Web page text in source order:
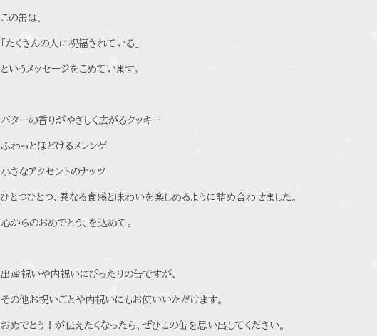
この缶は、
「たくさんの人に祝福されている」
というメッセージをこめています。
バターの香りがやさしく広がるクッキー
ふわっとほどけるメレンゲ
小さなアクセントのナッツ
ひとつひとつ、異なる食感と味わいを楽しめるように詰め合わせました。
心からのおめでとう、を込めて。
出産祝いや内祝いにぴったりの缶ですが、
その他お祝いごとや内祝いにもお使いいただけます。
おめでとう！が伝えたくなったら、ぜひこの缶を思い出してください。